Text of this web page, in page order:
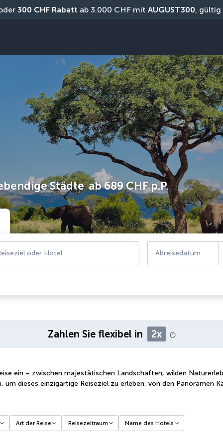
300 CHF Rabatt ab 3.000 CHF mit AUGUST300, gültig
Städte ab689 CHFp.P.
oder Hotel Abreisedatum
Zahlen Sie flexibel in 2x
ein – zwischen majestätischen Landschaften, wilden
um dieses einzigartige Reiseziel zu erleben, von den Panoramen
Art der Reise Reisezeitraum Name des Hotels